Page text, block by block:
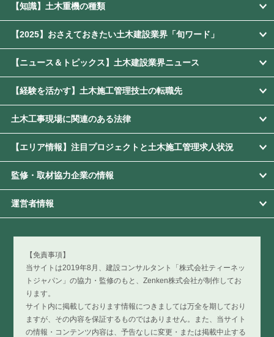
【知識】土木重機の種類
【2025】おさえておきたい土木建設業界「旬ワード」
【ニュース＆トピックス】土木建設業界ニュース
【経験を活かす】土木施工管理技士の転職先
土木工事現場に関連のある法律
【エリア情報】注目プロジェクトと土木施工管理求人状況
監修・取材協力企業の情報
運営者情報
【免責事項】
当サイトは2019年8月、建設コンサルタント「株式会社ティーネッ
トジャパン」の協力・監修のもと、Zenken株式会社が制作してお
ります。
サイト内に掲載しております情報につきましては万全を期しており
ますが、その内容を保証するものではありません。また、当サイト
の情報・コンテンツ内容は、予告なしに変更・または掲載中止する